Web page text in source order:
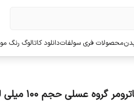
محصولات فری سولفاتدانلود کاتالوگ رنگ مو